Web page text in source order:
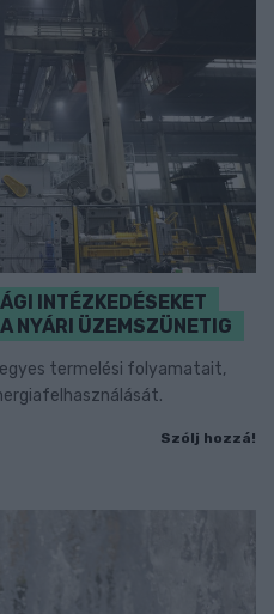
INTÉZKEDÉSEKET
NYÁRI ÜZEMSZÜNETIG
termelési folyamatait,
Szólj hozzá!